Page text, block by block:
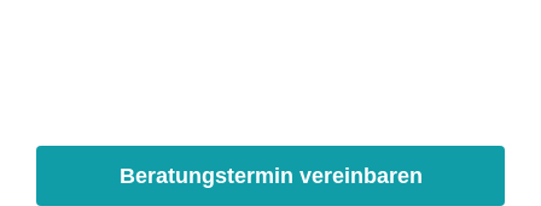
Beratungstermin vereinbaren